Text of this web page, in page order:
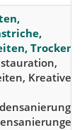
Kreative